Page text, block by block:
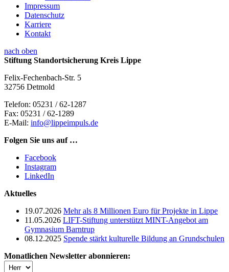
Impressum
Datenschutz
Karriere
Kontakt
nach oben
Stiftung Standortsicherung Kreis Lippe
Felix-Fechenbach-Str. 5
32756 Detmold
Telefon: 05231 / 62-1287
Fax: 05231 / 62-1289
E-Mail: info@lippeimpuls.de
Folgen Sie uns auf …
Facebook
Instagram
LinkedIn
Aktuelles
19.07.2026 Mehr als 8 Millionen Euro für Projekte in Lippe
11.05.2026 LIFT-Stiftung unterstützt MINT-Angebot am
Gymnasium Barntrup
08.12.2025 Spende stärkt kulturelle Bildung an Grundschulen
Monatlichen Newsletter abonnieren: